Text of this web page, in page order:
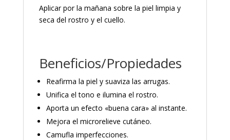
Aplicar por la mañana sobre la piel limpia y
seca del rostro y el cuello.
Beneficios/Propiedades
Reafirma la piel y suaviza las arrugas.
Unifica el tono e ilumina el rostro.
Aporta un efecto «buena cara» al instante.
Mejora el microrelieve cutáneo.
Camufla imperfecciones.